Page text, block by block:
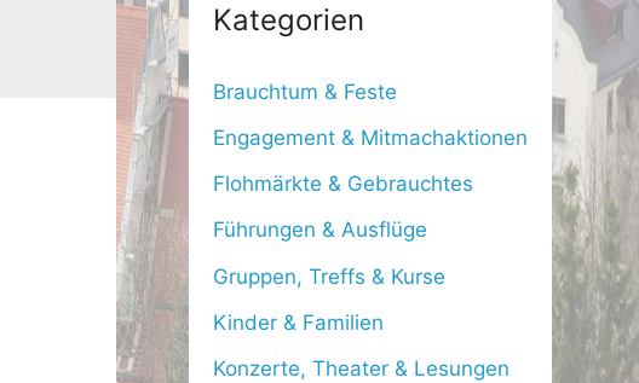
c
h
Kategorien
Brauchtum & Feste
Engagement & Mitmachaktionen
Flohmärkte & Gebrauchtes
Führungen & Ausflüge
Gruppen, Treffs & Kurse
Kinder & Familien
Konzerte, Theater & Lesungen